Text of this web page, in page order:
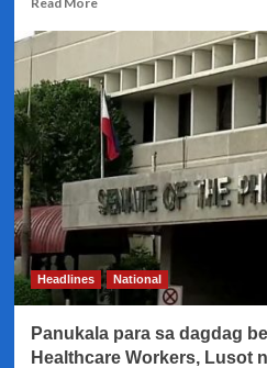
about
Pag-
iral
ng
state
public
health
emergency
mananatili
hanggang
sa
pagtatapos
termino
ni
Headlines National
Panukala para sa dagdag
Healthcare Workers, Lusot